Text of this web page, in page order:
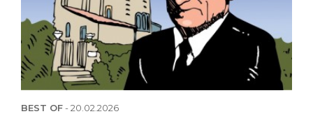
BEST OF-20.02.2026